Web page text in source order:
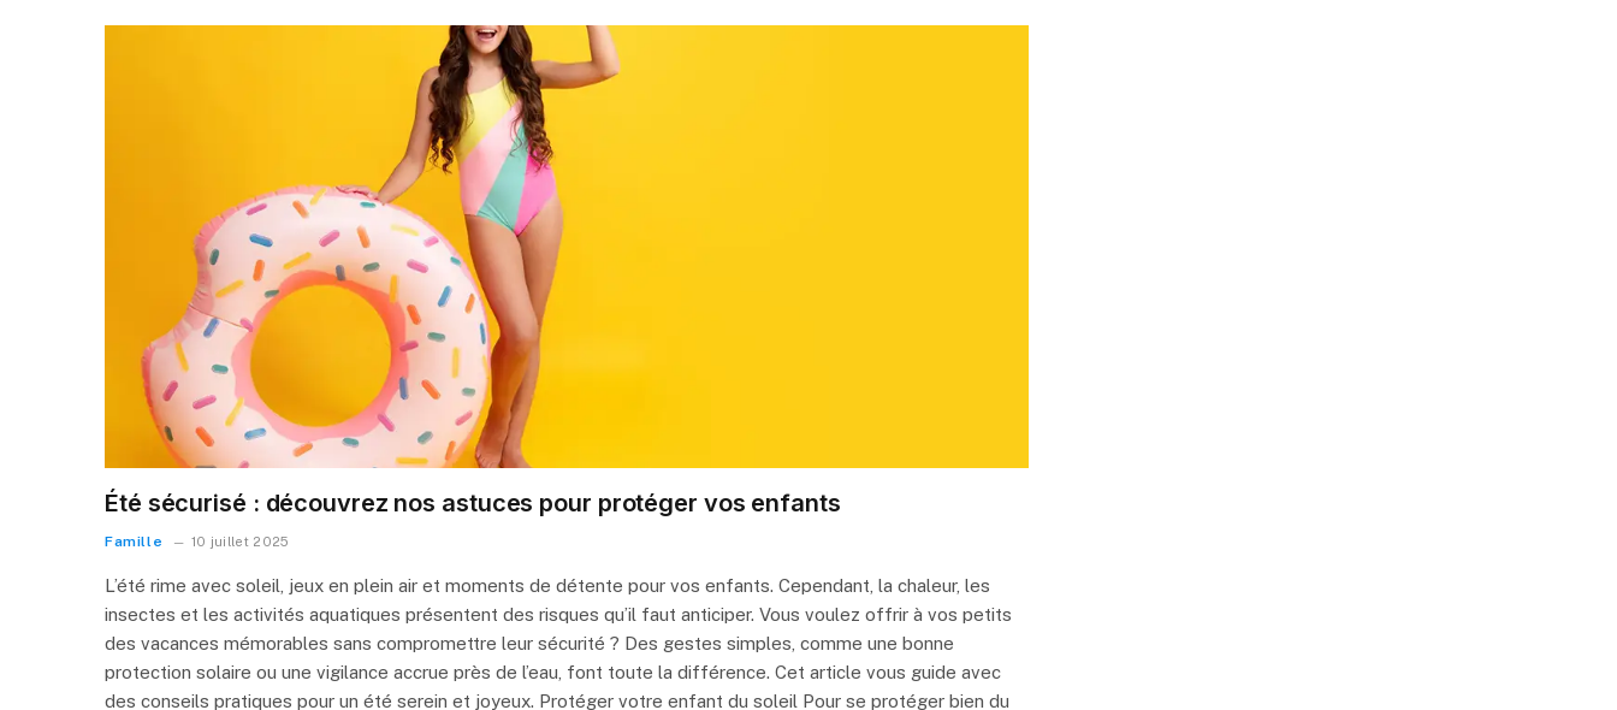
Été sécurisé : découvrez nos astuces pour protéger vos enfants
Famille 10 juillet 2025
L’été rime avec soleil, jeux en plein air et moments de détente pour vos enfants. Cependant, la chaleur, les
insectes et les activités aquatiques présentent des risques qu’il faut anticiper. Vous voulez offrir à vos petits
des vacances mémorables sans compromettre leur sécurité ? Des gestes simples, comme une bonne
protection solaire ou une vigilance accrue près de l’eau, font toute la différence. Cet article vous guide avec
des conseils pratiques pour un été serein et joyeux. Protéger votre enfant du soleil Pour se protéger bien du